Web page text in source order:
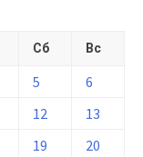
Сб Вс
5
6
12
13
19
20